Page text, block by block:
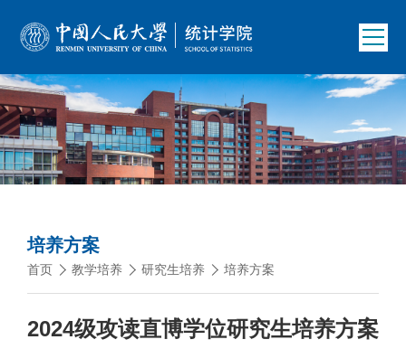
培养方案
首页 教学培养 研究生培养 培养方案
2024级攻读直博学位研究生培养方案